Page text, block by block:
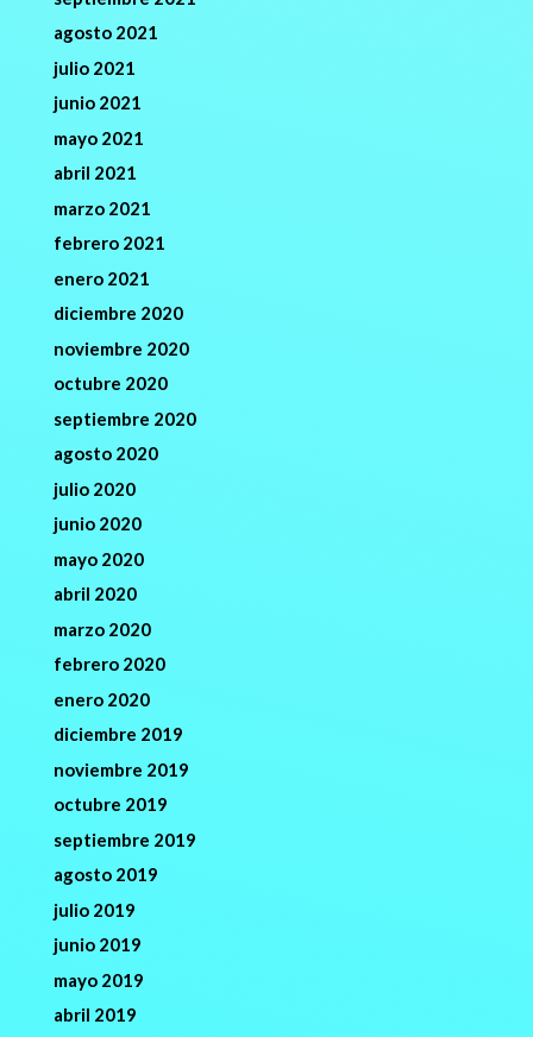
agosto 2021
julio 2021
junio 2021
mayo 2021
abril 2021
marzo 2021
febrero 2021
enero 2021
diciembre 2020
noviembre 2020
octubre 2020
septiembre 2020
agosto 2020
julio 2020
junio 2020
mayo 2020
abril 2020
marzo 2020
febrero 2020
enero 2020
diciembre 2019
noviembre 2019
octubre 2019
septiembre 2019
agosto 2019
julio 2019
junio 2019
mayo 2019
abril 2019